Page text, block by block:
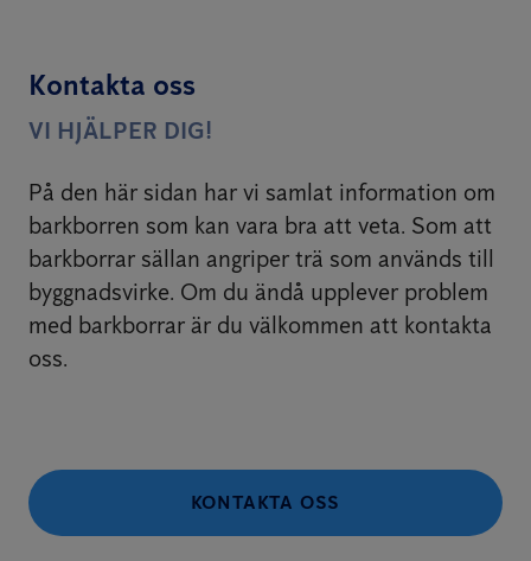
Kontakta oss
VI HJÄLPER DIG!
På den här sidan har vi samlat information om
barkborren som kan vara bra att veta. Som att
barkborrar sällan angriper trä som används till
byggnadsvirke. Om du ändå upplever problem
med barkborrar är du välkommen att kontakta
oss.
KONTAKTA OSS